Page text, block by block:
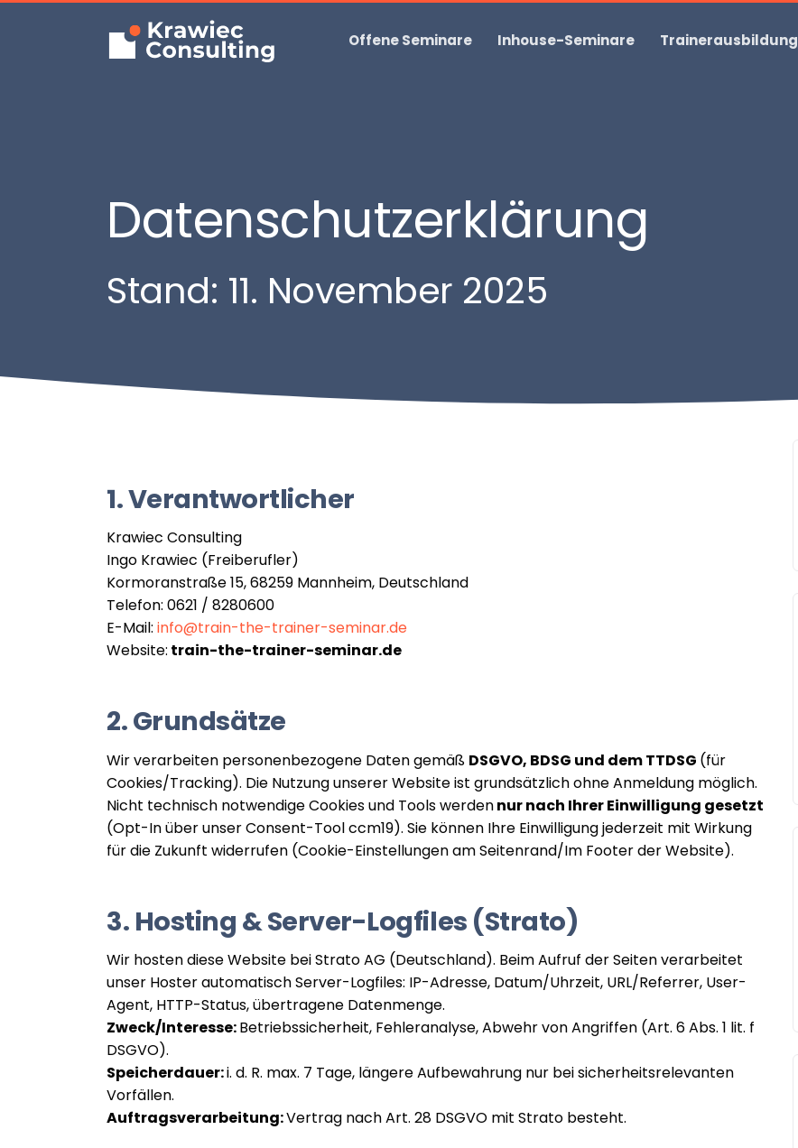
Offene Seminare Inhouse-Seminare Trainerausbildung
Datenschutzerklärung
Stand: 11. November 2025
1. Verantwortlicher
Krawiec Consulting
Ingo Krawiec (Freiberufler)
Kormoranstraße 15, 68259 Mannheim, Deutschland
Telefon: 0621 / 8280600
E-Mail: info@train-the-trainer-seminar.de
Website: train-the-trainer-seminar.de
2. Grundsätze
Wir verarbeiten personenbezogene Daten gemäß DSGVO, BDSG und dem TTDSG (für
Cookies/Tracking). Die Nutzung unserer Website ist grundsätzlich ohne Anmeldung möglich.
Nicht technisch notwendige Cookies und Tools werdennur nach Ihrer Einwilligung gesetzt
(Opt-In über unser Consent-Tool ccm19). Sie können Ihre Einwilligung jederzeit mit Wirkung
für die Zukunft widerrufen (Cookie-Einstellungen am Seitenrand/Im Footer der Website).
3. Hosting & Server-Logfiles (Strato)
Wir hosten diese Website bei Strato AG (Deutschland). Beim Aufruf der Seiten verarbeitet
unser Hoster automatisch Server-Logfiles: IP-Adresse, Datum/Uhrzeit, URL/Referrer, User-
Agent, HTTP-Status, übertragene Datenmenge.
Zweck/Interesse:Betriebssicherheit, Fehleranalyse, Abwehr von Angriffen (Art. 6 Abs. 1 lit. f
DSGVO).
Speicherdauer:i. d. R. max. 7 Tage, längere Aufbewahrung nur bei sicherheitsrelevanten
Vorfällen.
Auftragsverarbeitung:Vertrag nach Art. 28 DSGVO mit Strato besteht.